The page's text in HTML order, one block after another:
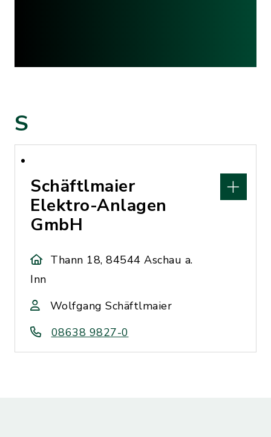
S
Schäftlmaier
Elektro-Anlagen
GmbH
Thann 18, 84544 Aschau a.
Inn
Wolfgang Schäftlmaier
08638 9827-0